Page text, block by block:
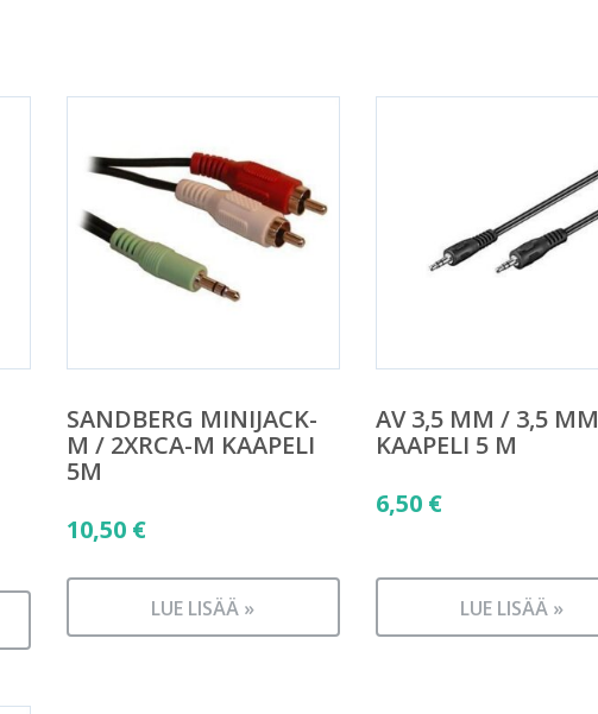
SANDBERG MINIJACK-
M / 2XRCA-M KAAPELI
5M
10,50 €
LUE LISÄÄ »
AV 3,5 MM / 3,5 MM
KAAPELI 5 M
6,50 €
LUE LISÄÄ »